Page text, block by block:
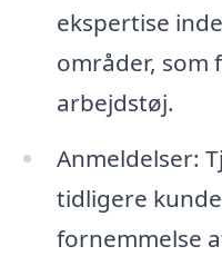
ekspertise
områder, som
arbejdstøj.
Anmeldelser:
tidligere
fornemmelse